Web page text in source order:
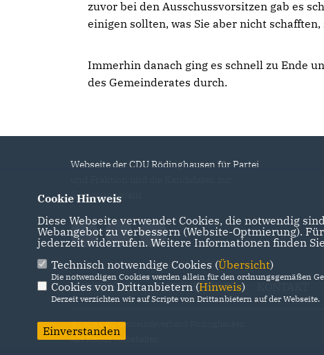
zuvor bei den Ausschussvorsitzen gab es
einigen sollten, was Sie aber nicht
Immerhin danach ging es schnell zu Ende
des Gemeinderates durch.
Webseite der CDU Rödinghausen für Partei
Kommunalwahl
IMPRESSUM DATENSCHUTZ
@2026 CDU Gemeindeverband Rödinghausen
Alle Rechte vorbehalten.
Cookie Hinweis
Diese Webseite verwendet Cookies, die notwendig
Webangebot zu verbessern (Website-Optmierung).
jederzeit widerrufen. Weitere Informationen finden
Technisch notwendige Cookies (Übersicht)
Die notwendigen Cookies werden allein für den ordnungsgemäßen
Cookies von Drittanbietern (Hinweis)
Derzeit verzichten wir auf Scripte von Drittanbietern auf der Webseite.
Einverstanden